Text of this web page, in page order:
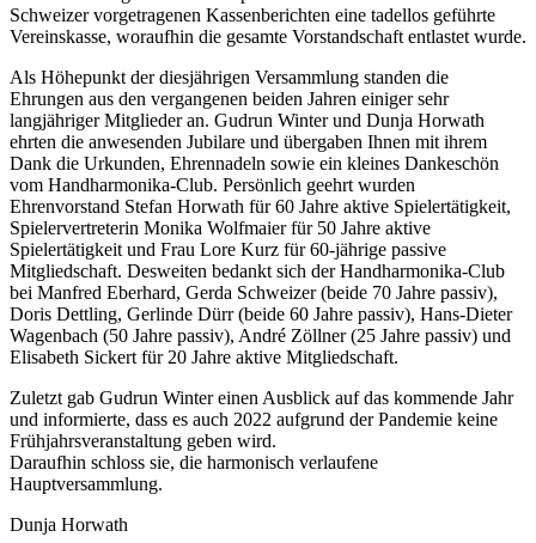
Schweizer vorgetragenen Kassenberichten eine tadellos geführte
Vereinskasse, woraufhin die gesamte Vorstandschaft entlastet wurde.
Als Höhepunkt der diesjährigen Versammlung standen die
Ehrungen aus den vergangenen beiden Jahren einiger sehr
langjähriger Mitglieder an. Gudrun Winter und Dunja Horwath
ehrten die anwesenden Jubilare und übergaben Ihnen mit ihrem
Dank die Urkunden, Ehrennadeln sowie ein kleines Dankeschön
vom Handharmonika-Club. Persönlich geehrt wurden
Ehrenvorstand Stefan Horwath für 60 Jahre aktive Spielertätigkeit,
Spielervertreterin Monika Wolfmaier für 50 Jahre aktive
Spielertätigkeit und Frau Lore Kurz für 60-jährige passive
Mitgliedschaft. Desweiten bedankt sich der Handharmonika-Club
bei Manfred Eberhard, Gerda Schweizer (beide 70 Jahre passiv),
Doris Dettling, Gerlinde Dürr (beide 60 Jahre passiv), Hans-Dieter
Wagenbach (50 Jahre passiv), André Zöllner (25 Jahre passiv) und
Elisabeth Sickert für 20 Jahre aktive Mitgliedschaft.
Zuletzt gab Gudrun Winter einen Ausblick auf das kommende Jahr
und informierte, dass es auch 2022 aufgrund der Pandemie keine
Frühjahrsveranstaltung geben wird.
Daraufhin schloss sie, die harmonisch verlaufene
Hauptversammlung.
Dunja Horwath